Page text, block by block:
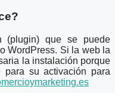
(plugin) que se puede
WordPress. Si la web la
la instalación porque
su activación para